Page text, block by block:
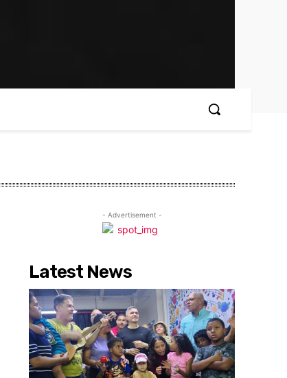
- Advertisement -
Latest News